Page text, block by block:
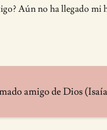
Aún no ha llegado
amigo de Dios